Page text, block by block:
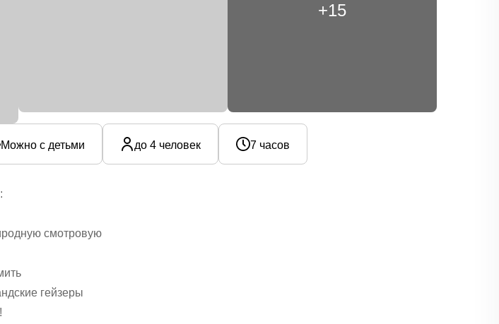
+15
Можно с детьми до 4 человек 7 часов
смотровую
гейзеры